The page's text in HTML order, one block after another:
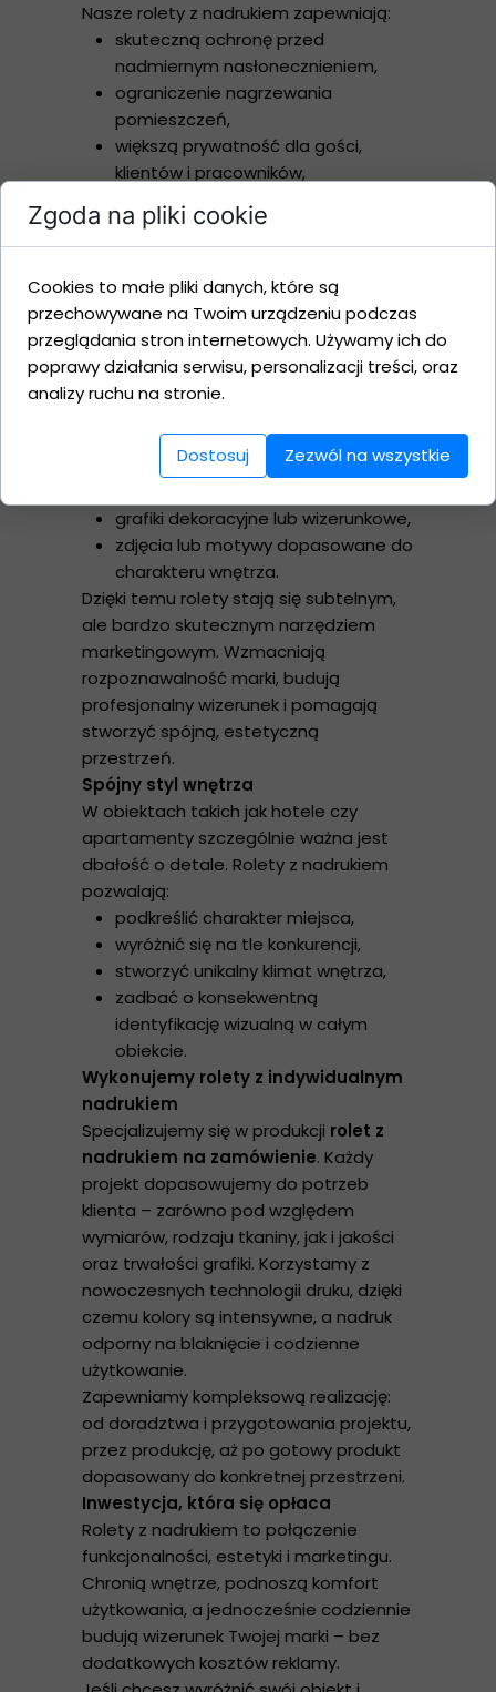
Nasze rolety z nadrukiem zapewniają:
skuteczną ochronę przed
nadmiernym nasłonecznieniem,
ograniczenie nagrzewania
pomieszczeń,
większą prywatność dla gości,
klientów i pracowników,
wypoczynku.
W zależności od potrzeb dobieramy
odpowiednie materiały – od tkanin
przepuszczających światło po rolety
typu blackout.
Reklama, która pracuje każdego
dnia
logo firmy,
nazwę obiektu,
grafiki dekoracyjne lub wizerunkowe,
zdjęcia lub motywy dopasowane do
charakteru wnętrza.
Dzięki temu rolety stają się subtelnym,
ale bardzo skutecznym narzędziem
marketingowym. Wzmacniają
rozpoznawalność marki, budują
profesjonalny wizerunek i pomagają
stworzyć spójną, estetyczną
przestrzeń.
Spójny styl wnętrza
W obiektach takich jak hotele czy
apartamenty szczególnie ważna jest
dbałość o detale. Rolety z nadrukiem
pozwalają:
podkreślić charakter miejsca,
wyróżnić się na tle konkurencji,
stworzyć unikalny klimat wnętrza,
zadbać o konsekwentną
identyfikację wizualną w całym
obiekcie.
Wykonujemy rolety z indywidualnym
nadrukiem
Specjalizujemy się w produkcji rolet z
nadrukiem na zamówienie. Każdy
projekt dopasowujemy do potrzeb
klienta – zarówno pod względem
wymiarów, rodzaju tkaniny, jak i jakości
oraz trwałości grafiki. Korzystamy z
nowoczesnych technologii druku, dzięki
czemu kolory są intensywne, a nadruk
odporny na blaknięcie i codzienne
użytkowanie.
Zapewniamy kompleksową realizację:
od doradztwa i przygotowania projektu,
przez produkcję, aż po gotowy produkt
dopasowany do konkretnej przestrzeni.
Inwestycja, która się opłaca
Rolety z nadrukiem to połączenie
funkcjonalności, estetyki i marketingu.
Chronią wnętrze, podnoszą komfort
użytkowania, a jednocześnie codziennie
budują wizerunek Twojej marki – bez
dodatkowych kosztów reklamy.
Zgoda na pliki cookie
Cookies to małe pliki danych, które są
przechowywane na Twoim urządzeniu podczas
przeglądania stron internetowych. Używamy ich do
poprawy działania serwisu, personalizacji treści, oraz
analizy ruchu na stronie.
Dostosuj Zezwól na wszystkie